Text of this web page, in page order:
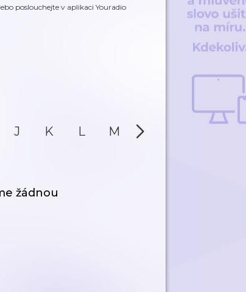
poslouchejte v aplikaci Youradio
J K L M N
žádnou